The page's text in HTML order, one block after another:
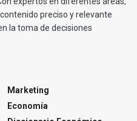
preciso y relevante
la toma de decisiones
Marketing
Economía